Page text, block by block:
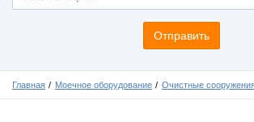
Отправить
Главная Моечное оборудование Очистные